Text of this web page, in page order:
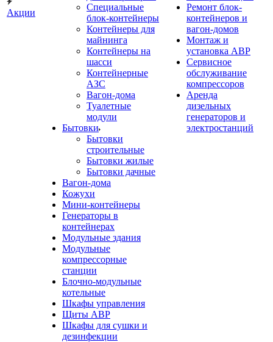
Акции
Специальные
блок-контейнеры
Контейнеры для
майнинга
Контейнеры на
шасси
Контейнерные
АЗС
Вагон-дома
Туалетные
модули
Бытовки
Бытовки
строительные
Бытовки жилые
Бытовки дачные
Вагон-дома
Кожухи
Мини-контейнеры
Генераторы в
контейнерах
Модульные здания
Модульные
компрессорные
станции
Блочно-модульные
котельные
Шкафы управления
Щиты АВР
Шкафы для сушки и
дезинфекции
Ремонт блок-
контейнеров и
вагон-домов
Монтаж и
установка АВР
Сервисное
обслуживание
компрессоров
Аренда
дизельных
генераторов и
электростанций